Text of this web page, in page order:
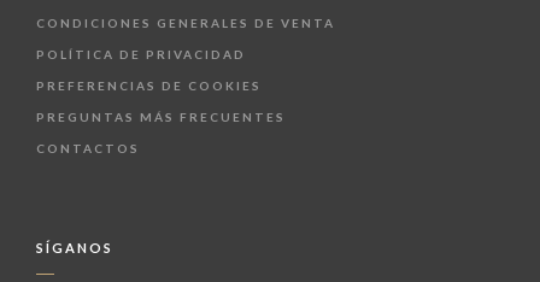
CONDICIONES GENERALES DE VENTA
POLÍTICA DE PRIVACIDAD
PREFERENCIAS DE COOKIES
PREGUNTAS MÁS FRECUENTES
CONTACTOS
SÍGANOS